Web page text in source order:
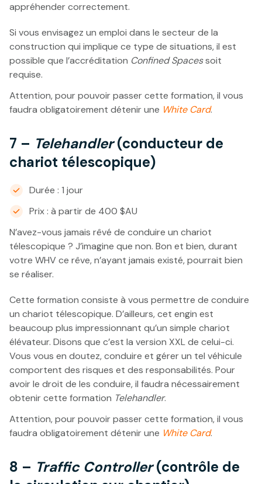
appréhender correctement.
Si vous envisagez un emploi dans le secteur de la
construction qui implique ce type de situations, il est
possible que l’accréditation Confined Spacessoit
requise.
Attention, pour pouvoir passer cette formation, il vous
faudra obligatoirement détenir une White Card.
7 – Telehandler(conducteur de
chariot télescopique)
Durée : 1 jour
Prix : à partir de 400 $AU
N’avez-vous jamais rêvé de conduire un chariot
télescopique ? J’imagine que non. Bon et bien, durant
votre WHV ce rêve, n’ayant jamais existé, pourrait bien
se réaliser.
Cette formation consiste à vous permettre de conduire
un chariot télescopique. D’ailleurs, cet engin est
beaucoup plus impressionnant qu’un simple chariot
élévateur. Disons que c’est la version XXL de celui-ci.
Vous vous en doutez, conduire et gérer un tel véhicule
comportent des risques et des responsabilités. Pour
avoir le droit de les conduire, il faudra nécessairement
obtenir cette formation Telehandler.
Attention, pour pouvoir passer cette formation, il vous
faudra obligatoirement détenir une White Card.
8 – Traffic Controller(contrôle de